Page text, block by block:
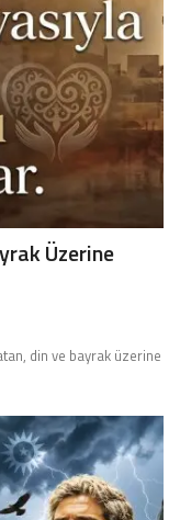
Üzerine
din ve bayrak üzerine